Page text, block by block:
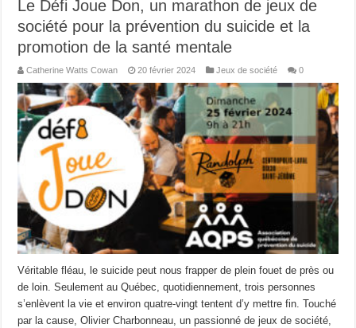
Le Défi Joue Don, un marathon de jeux de
société pour la prévention du suicide et la
promotion de la santé mentale
Catherine Watts Cowan 20 février 2024 Jeux de société 0
Véritable fléau, le suicide peut nous frapper de plein fouet de près ou
de loin. Seulement au Québec, quotidiennement, trois personnes
s’enlèvent la vie et environ quatre-vingt tentent d’y mettre fin. Touché
par la cause, Olivier Charbonneau, un passionné de jeux de société,